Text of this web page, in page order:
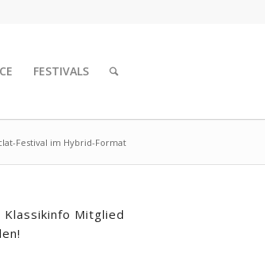
FESTIVALS
Festival im Hybrid-Format
Klassikinfo Mitglied